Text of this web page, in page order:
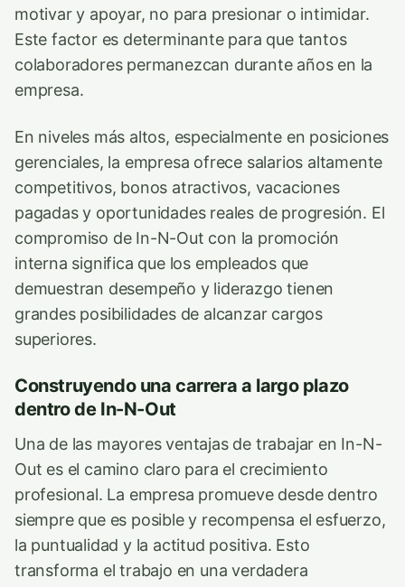
motivar y apoyar, no para presionar o intimidar.
Este factor es determinante para que tantos
colaboradores permanezcan durante años en la
empresa.
En niveles más altos, especialmente en posiciones
gerenciales, la empresa ofrece salarios altamente
competitivos, bonos atractivos, vacaciones
pagadas y oportunidades reales de progresión. El
compromiso de In-N-Out con la promoción
interna significa que los empleados que
demuestran desempeño y liderazgo tienen
grandes posibilidades de alcanzar cargos
superiores.
Construyendo una carrera a largo plazo
dentro de In-N-Out
Una de las mayores ventajas de trabajar en In-N-
Out es el camino claro para el crecimiento
profesional. La empresa promueve desde dentro
siempre que es posible y recompensa el esfuerzo,
la puntualidad y la actitud positiva. Esto
transforma el trabajo en una verdadera